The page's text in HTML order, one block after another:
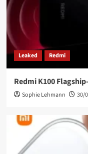
Leaked Redmi
Redmi K100
Sophie Lehmann 30/